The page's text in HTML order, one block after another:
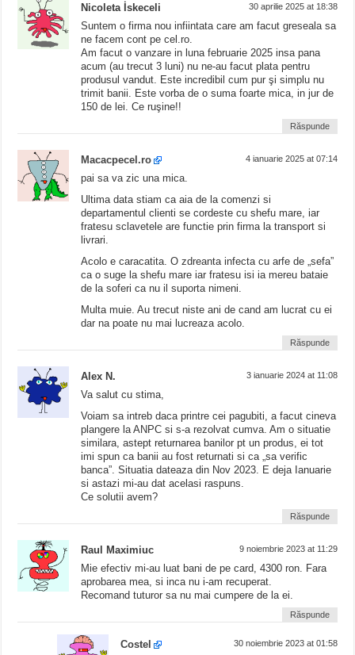
Nicoleta İskeceli 30 aprilie 2025 at 18:38
Suntem o firma nou infiintata care am facut greseala sa
ne facem cont pe cel.ro.
Am facut o vanzare in luna februarie 2025 insa pana
acum (au trecut 3 luni) nu ne-au facut plata pentru
produsul vandut. Este incredibil cum pur şi simplu nu
trimit banii. Este vorba de o suma foarte mica, in jur de
150 de lei. Ce ruşine!!
Răspunde
Macacpecel.ro 4 ianuarie 2025 at 07:14
pai sa va zic una mica.
Ultima data stiam ca aia de la comenzi si
departamentul clienti se cordeste cu shefu mare, iar
fratesu sclavetele are functie prin firma la transport si
livrari.
Acolo e caracatita. O zdreanta infecta cu arfe de „sefa”
ca o suge la shefu mare iar fratesu isi ia mereu bataie
de la soferi ca nu il suporta nimeni.
Multa muie. Au trecut niste ani de cand am lucrat cu ei
dar na poate nu mai lucreaza acolo.
Răspunde
Alex N. 3 ianuarie 2024 at 11:08
Va salut cu stima,
Voiam sa intreb daca printre cei pagubiti, a facut cineva
plangere la ANPC si s-a rezolvat cumva. Am o situatie
similara, astept returnarea banilor pt un produs, ei tot
imi spun ca banii au fost returnati si ca „sa verific
banca”. Situatia dateaza din Nov 2023. E deja Ianuarie
si astazi mi-au dat acelasi raspuns.
Ce solutii avem?
Răspunde
Raul Maximiuc 9 noiembrie 2023 at 11:29
Mie efectiv mi-au luat bani de pe card, 4300 ron. Fara
aprobarea mea, si inca nu i-am recuperat.
Recomand tuturor sa nu mai cumpere de la ei.
Răspunde
Costel 30 noiembrie 2023 at 01:58